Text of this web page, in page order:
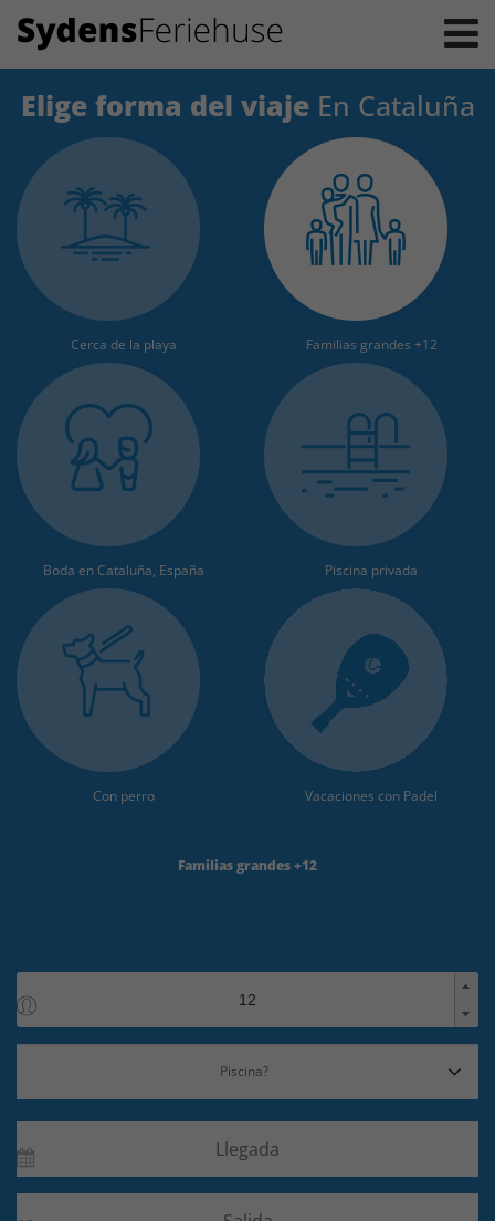
Elige forma del viajeEn Cataluña
Cerca de la playa Familias grandes +12
Boda en Cataluña, España Piscina privada
Con perro Vacaciones con Padel
Familias grandes +12